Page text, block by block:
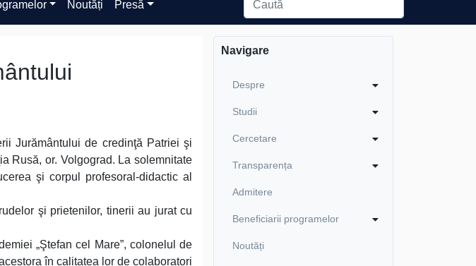
Noutăți Presă
Jurământului de credinţă Patriei şi
Rusă, or. Volgograd. La solemnitate
şi corpul profesoral-didactic al
şi prietenilor, tinerii au jurat cu
„Ştefan cel Mare”, colonelul de
în calitatea lor de colaboratori
Navigare
Despre
Studii
Cercetare
Transparența
Admitere
Beneficiarii programelor
Noutăți